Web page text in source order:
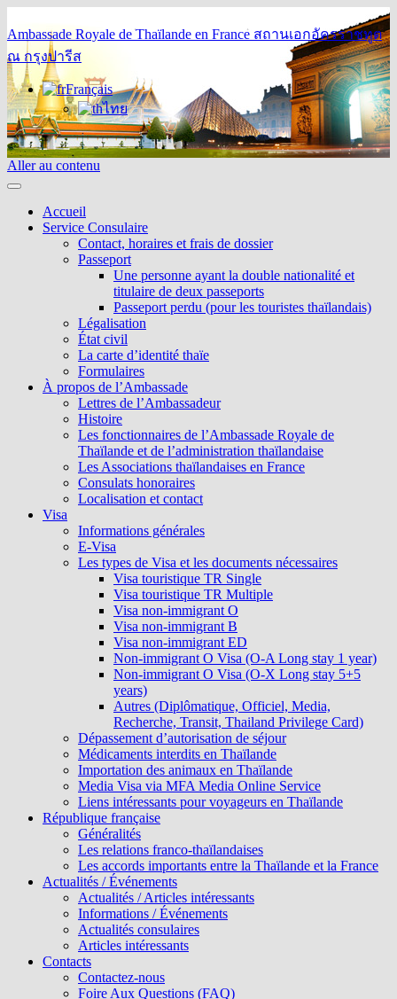
Ambassade Royale de Thaïlande en France สถานเอกอัครราชทูต
ณ กรุงปารีส
Français
ไทย
Aller au contenu
Accueil
Service Consulaire
Contact, horaires et frais de dossier
Passeport
Une personne ayant la double nationalité et
titulaire de deux passeports
Passeport perdu (pour les touristes thaïlandais)
Légalisation
État civil
La carte d’identité thaïe
Formulaires
À propos de l’Ambassade
Lettres de l’Ambassadeur
Histoire
Les fonctionnaires de l’Ambassade Royale de
Thaïlande et de l’administration thaïlandaise
Les Associations thaïlandaises en France
Consulats honoraires
Localisation et contact
Visa
Informations générales
E-Visa
Les types de Visa et les documents nécessaires
Visa touristique TR Single
Visa touristique TR Multiple
Visa non-immigrant O
Visa non-immigrant B
Visa non-immigrant ED
Non-immigrant O Visa (O-A Long stay 1 year)
Non-immigrant O Visa (O-X Long stay 5+5
years)
Autres (Diplômatique, Officiel, Media,
Recherche, Transit, Thailand Privilege Card)
Dépassement d’autorisation de séjour
Médicaments interdits en Thaïlande
Importation des animaux en Thaïlande
Media Visa via MFA Media Online Service
Liens intéressants pour voyageurs en Thaïlande
République française
Généralités
Les relations franco-thaïlandaises
Les accords importants entre la Thaïlande et la France
Actualités / Événements
Actualités / Articles intéressants
Informations / Événements
Actualités consulaires
Articles intéressants
Contacts
Contactez-nous
Foire Aux Questions (FAQ)